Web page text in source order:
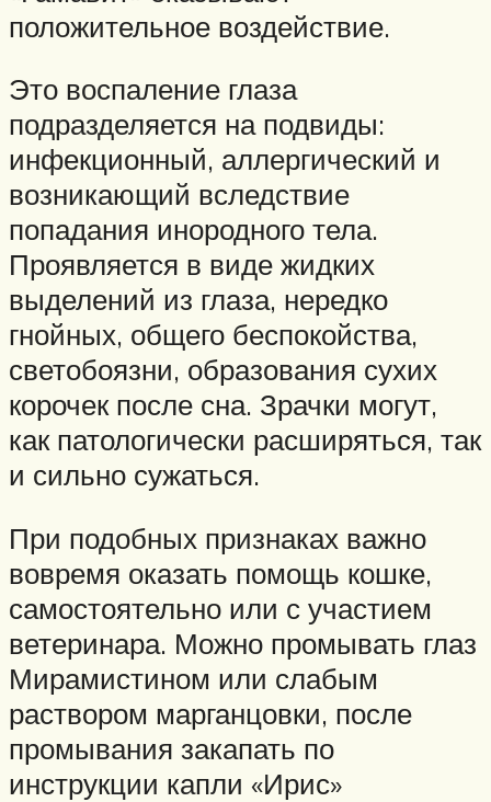
положительное воздействие.
Это воспаление глаза
подразделяется на подвиды:
инфекционный, аллергический и
возникающий вследствие
попадания инородного тела.
Проявляется в виде жидких
выделений из глаза, нередко
гнойных, общего беспокойства,
светобоязни, образования сухих
корочек после сна. Зрачки могут,
как патологически расширяться, так
и сильно сужаться.
При подобных признаках важно
вовремя оказать помощь кошке,
самостоятельно или с участием
ветеринара. Можно промывать глаз
Мирамистином или слабым
раствором марганцовки, после
промывания закапать по
инструкции капли «Ирис»